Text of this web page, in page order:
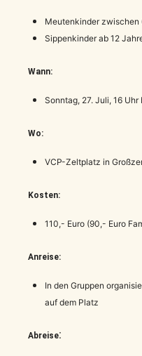
Meutenkinder zwischen
Sippenkinder ab 12
Wann:
Sonntag, 27. Juli, 16 Uhr
Wo:
VCP-Zeltplatz in
Kosten:
110,- Euro (90,- Euro
Anreise:
In den Gruppen
auf dem Platz
Abreise: